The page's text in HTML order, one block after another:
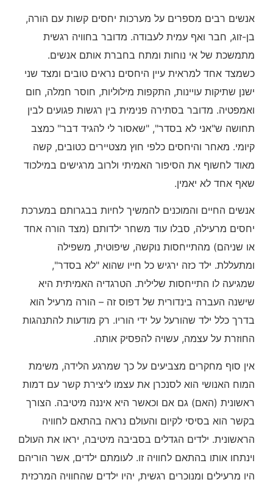
אנשים רבים מספרים על מערכות יחסים קשות עם הורה,
בן-זוג, חבר ואף עמית לעבודה. מדובר בחוויה רגשית
מתמשכת של אי נוחות ומתח בחברת אותם אנשים.
כשמצד אחד למראית עיין היחסים נראים טובים ומצד שני
ישנן שתיקות עויינות, התקפות מילוליות, חוסר חמלה, חום
ואמפטיה. מדובר בסתירה פנימית בין רגשות פגועים לבין
תחושה ש"אני לא בסדר", "שאסור לי להגיד דבר" כמצב
קיומי. מאחר והיחסים כלפי חוץ מצטיירים כטובים, קשה
מאוד לחשוף את הסיפור האמיתי ולרוב מרגישים במילכוד
שאף אחד לא יאמין.
אנשים החיים והמוכנים להמשיך לחיות בבגרותם במערכת
יחסים מרעילה, סבלו עוד משחר ילדותם (מצד הורה אחד
או שניהם) מהתייחסות נוקשה, שיפוטית, משפילה
ומתעללת. ילד כזה ירגיש כל חייו שהוא "לא בסדר",
שמגיעה לו התייחסות שלילית. הטרגדיה האמיתית היא
שישנה העברה בינדורית של דפוס זה – הורה מרעיל הוא
בדרך כלל ילד שהורעל על ידי הוריו. רק מודעות להתנהגות
החוזרת על עצמה, עשויה להפסיק אותה.
אין סוף מחקרים מצביעים על כך שמרגע הלידה, משימת
המוח האנושי הוא לסנכרן את עצמו ליצירת קשר עם דמות
ראשונית (האם) גם אם וכאשר היא איננה מיטיבה. הצורך
בקשר הוא בסיסי לקיום והעולם נראה בהתאם לחוויה
הראשונית. ילדים הגדלים בסביבה מיטיבה, יראו את העולם
וינתחו אותו בהתאם לחוויה זו. לעומתם ילדים, אשר הוריהם
היו מרעילים ומנוכרים רגשית, יהיו ילדים שהחוויה המרכזית